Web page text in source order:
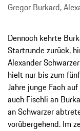
Gregor Burkard,
Dennoch kehrte
Startrunde zurück,
Alexander
hielt nur bis zum
Jahre junge Fach
auch Fischli an
an Schwarzer
vorübergehend. Im